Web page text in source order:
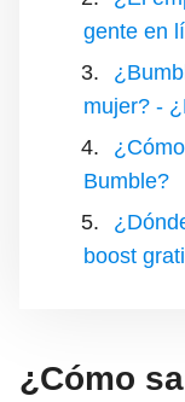
gente en
mujer? -
Bumble?
boost
¿Cómo